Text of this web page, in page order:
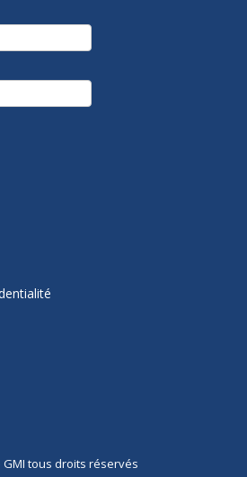
GMI tous droits réservés